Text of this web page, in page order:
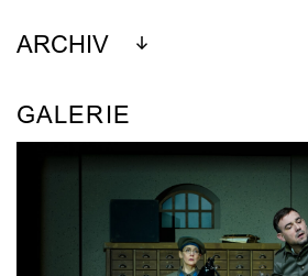
ARCHIV
GALERIE